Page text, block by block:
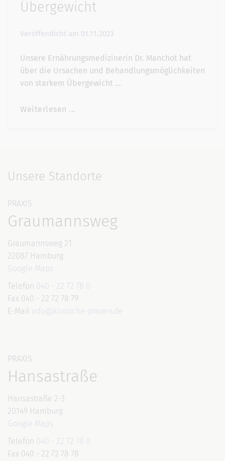
Übergewicht
Veröffentlicht am 01.11.2023
Unsere Ernährungsmedizinerin Dr. Manchot hat
über die Ursachen und Behandlungsmöglichkeiten
von starkem Übergewicht …
Weiterlesen ...
Unsere Standorte
PRAXIS
Graumannsweg
Graumannsweg 21
22087 Hamburg
Google Maps
Telefon 040 - 22 72 78 0
Fax 040 - 22 72 78 79
E-Mail info@klinische-praxen.de
PRAXIS
Hansastraße
Hansastraße 2-3
20149 Hamburg
Google Maps
Telefon 040 - 22 72 78 0
Fax 040 - 22 72 78 78